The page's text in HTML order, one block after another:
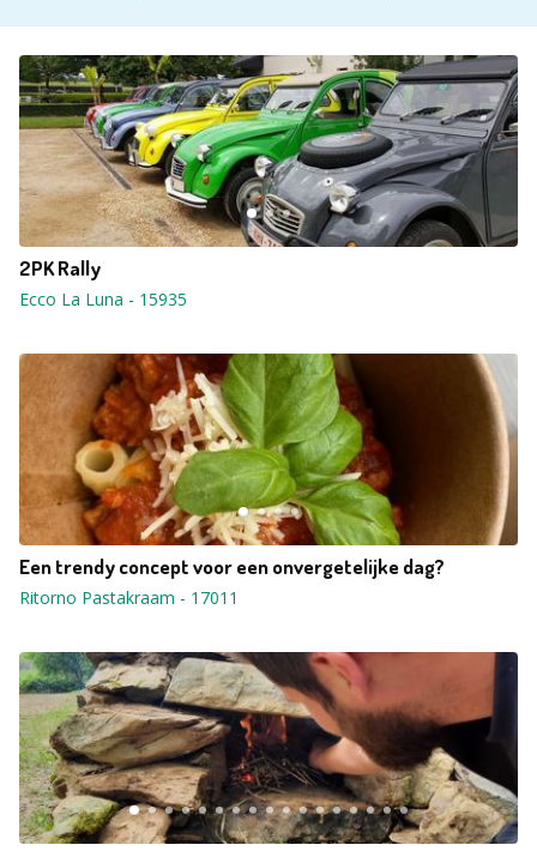
2PK Rally
Ecco La Luna - 15935
Een trendy concept voor een onvergetelijke dag?
Ritorno Pastakraam - 17011